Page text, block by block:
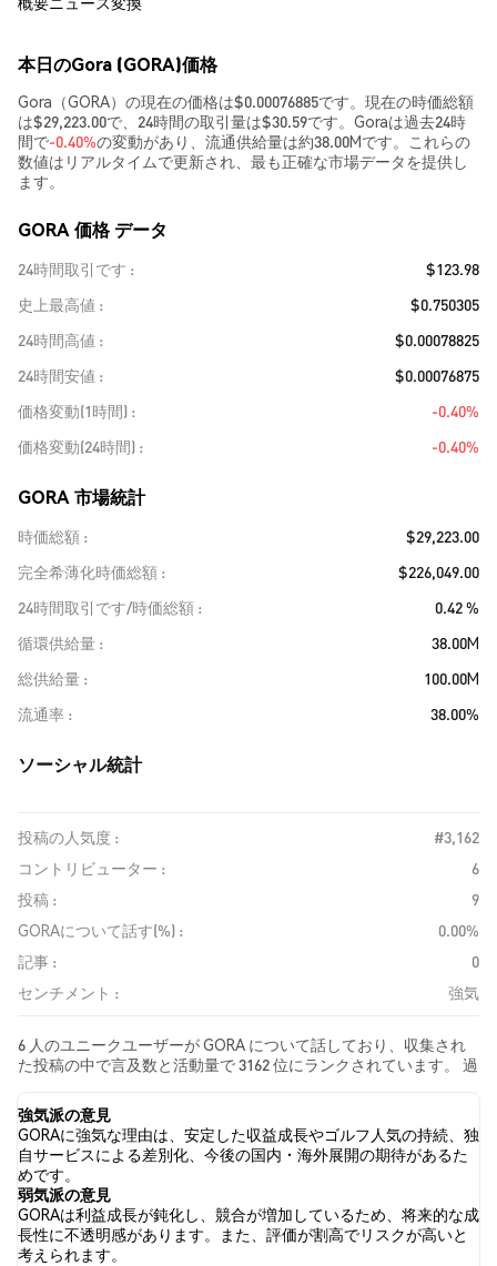
本日のGora (GORA)価格
Gora（GORA）の現在の価格は$0.00076885です。現在の時価総額
は$29,223.00で、24時間の取引量は$30.59です。Goraは過去24時
間で-0.40%の変動があり、流通供給量は約38.00Mです。これらの
数値はリアルタイムで更新され、最も正確な市場データを提供し
ます。
GORA 価格 データ
24時間取引です
$123.98
史上最高値
$0.750305
24時間高値
$0.00078825
24時間安値
$0.00076875
価格変動(1時間)
-0.40%
価格変動(24時間)
-0.40%
GORA 市場統計
時価総額
$29,223.00
完全希薄化時価総額
$226,049.00
24時間取引です/時価総額
0.42 %
循環供給量
38.00M
総供給量
100.00M
流通率
38.00%
ソーシャル統計
投稿の人気度 :
#3,162
コントリビューター :
6
投稿 :
9
GORAについて話す(%) :
0.00%
記事 :
0
センチメント :
強気
6 人のユニークユーザーが GORA について話しており、収集され
た投稿の中で言及数と活動量で 3162 位にランクされています。 過
情は 強気 でした。 最後に、GORA に関するニュース記事が 0 件公
開されました。 Twitterでは、62.50% のツイートが強気の感情を
示し、12.50% のツイートが弱気の感情を示しました。 25.00% の
ツイートは GORA に対して中立的でした。 これらの感情分析は 8
件のツイートに基づいています。
強気派の意見
GORAに強気な理由は、安定した収益成長やゴルフ人気の持続、独
自サービスによる差別化、今後の国内・海外展開の期待があるた
めです。
弱気派の意見
GORAは利益成長が鈍化し、競合が増加しているため、将来的な成
長性に不透明感があります。また、評価が割高でリスクが高いと
考えられます。